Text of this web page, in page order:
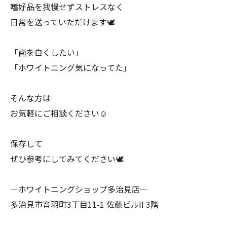
嗜好品を我慢せずストレスなく
日常を送っていただけます🕊
「歯を白くしたい」
「ホワイトニング気になってた」
そんな方は
お気軽にご相談ください☺️
保存して
ぜひ参考にしてみてください🕊
―ホワイトニングショップ多治見店―
多治見市音羽町3丁目11-1 佐藤ビルII 3階